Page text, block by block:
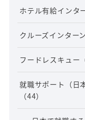
ホテル有給インタ
クルーズインター
フードレスキュー
就職サポート（日
（44）